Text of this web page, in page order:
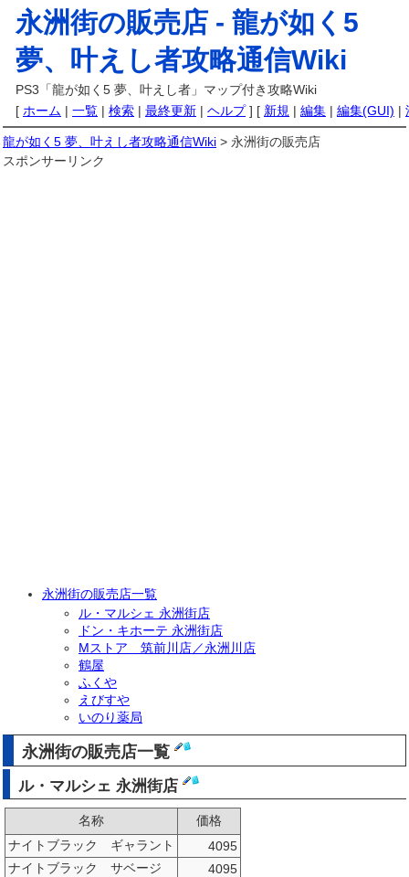
永洲街の販売店 - 龍が如く5
夢、叶えし者攻略通信Wiki
PS3「龍が如く5 夢、叶えし者」マップ付き攻略Wiki
[ ホーム | 一覧 | 検索 | 最終更新 | ヘルプ] [ 新規 | 編集 | 編集(GUI) |
龍が如く5 夢、叶えし者攻略通信Wiki > 永洲街の販売店
スポンサーリンク
永洲街の販売店一覧
ル・マルシェ 永洲街店
ドン・キホーテ 永洲街店
Mストア 筑前川店／永洲川店
鶴屋
ふくや
えびすや
いのり薬局
永洲街の販売店一覧
ル・マルシェ 永洲街店
名称
価格
ナイトブラック ギャラント
4095
ナイトブラック サベージ
4095